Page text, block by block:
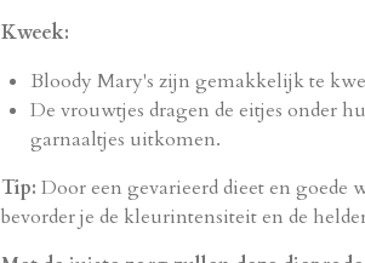
Kweek:
Bloody Mary's zijn gemakkelijk te
De vrouwtjes dragen de eitjes onder
garnaaltjes uitkomen.
Tip: Door een gevarieerd dieet en goede
bevorder je de kleurintensiteit en de